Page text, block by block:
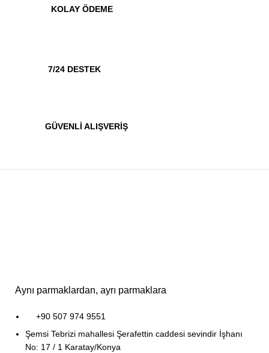
KOLAY ÖDEME
7/24 DESTEK
GÜVENLİ ALIŞVERİŞ
Aynı parmaklardan, ayrı parmaklara
+90 507 974 9551
Şemsi Tebrizi mahallesi Şerafettin caddesi sevindir İşhanı
No: 17 / 1 Karatay/Konya